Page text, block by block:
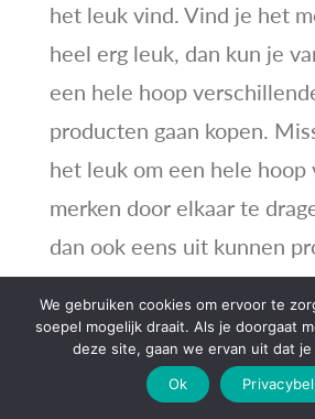
het leuk vind. Vind je het
heel erg leuk, dan kun je
een hele hoop
producten gaan kopen.
het leuk om een hele hoop
merken door elkaar te
dan ook eens uit kunnen
is een kwestie van
waar jij van houdt.
Equalite is een zeer groot
We gebruiken cookies om ervoor te
soepel mogelijk draait. Als je doorgaat
deze site, gaan we ervan uit dat
Ok